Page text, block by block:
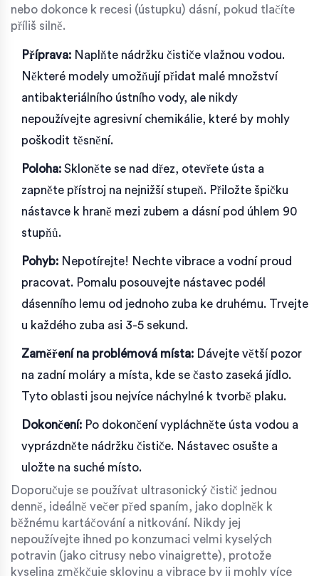
nebo dokonce k recesi (ústupku) dásní, pokud tlačíte
příliš silně.
Příprava: Naplňte nádržku čističe vlažnou vodou.
Některé modely umožňují přidat malé množství
antibakteriálního ústního vody, ale nikdy
nepoužívejte agresivní chemikálie, které by mohly
poškodit těsnění.
Poloha: Skloněte se nad dřez, otevřete ústa a
zapněte přístroj na nejnižší stupeň. Přiložte špičku
nástavce k hraně mezi zubem a dásní pod úhlem 90
stupňů.
Pohyb: Nepotírejte! Nechte vibrace a vodní proud
pracovat. Pomalu posouvejte nástavec podél
dásenního lemu od jednoho zuba ke druhému. Trvejte
u každého zuba asi 3-5 sekund.
Zaměření na problémová místa: Dávejte větší pozor
na zadní moláry a místa, kde se často zaseká jídlo.
Tyto oblasti jsou nejvíce náchylné k tvorbě plaku.
Dokončení: Po dokončení vypláchněte ústa vodou a
vyprázdněte nádržku čističe. Nástavec osušte a
uložte na suché místo.
Doporučuje se používat ultrasonický čistič jednou
denně, ideálně večer před spaním, jako doplněk k
běžnému kartáčování a nitkování. Nikdy jej
nepoužívejte ihned po konzumaci velmi kyselých
potravin (jako citrusy nebo vinaigrette), protože
kyselina změkčuje sklovinu a vibrace by ji mohly více